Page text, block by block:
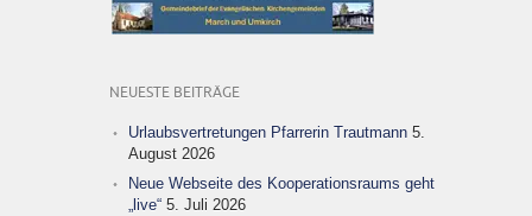
NEUESTE BEITRÄGE
Urlaubsvertretungen Pfarrerin Trautmann 5.
August 2026
Neue Webseite des Kooperationsraums geht
„live“ 5. Juli 2026